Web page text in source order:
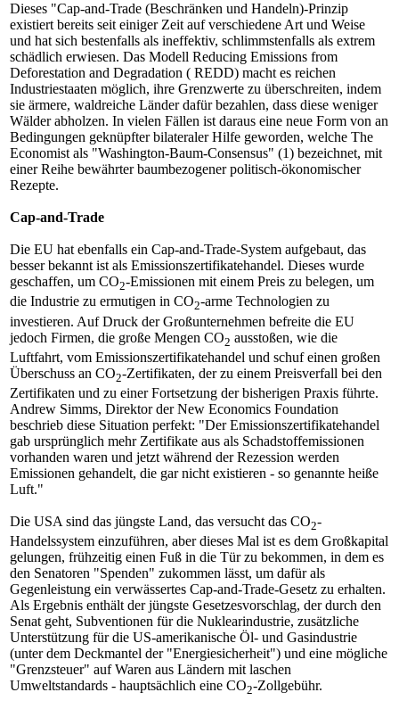
Dieses "Cap-and-Trade (Beschränken und Handeln)-Prinzip
existiert bereits seit einiger Zeit auf verschiedene Art und Weise
und hat sich bestenfalls als ineffektiv, schlimmstenfalls als extrem
schädlich erwiesen. Das Modell Reducing Emissions from
Deforestation and Degradation ( REDD) macht es reichen
Industriestaaten möglich, ihre Grenzwerte zu überschreiten, indem
sie ärmere, waldreiche Länder dafür bezahlen, dass diese weniger
Wälder abholzen. In vielen Fällen ist daraus eine neue Form von an
Bedingungen geknüpfter bilateraler Hilfe geworden, welche The
Economist als "Washington-Baum-Consensus" (1) bezeichnet, mit
einer Reihe bewährter baumbezogener politisch-ökonomischer
Rezepte.
Cap-and-Trade
Die EU hat ebenfalls ein Cap-and-Trade-System aufgebaut, das
besser bekannt ist als Emissionszertifikatehandel. Dieses wurde
geschaffen, um CO2-Emissionen mit einem Preis zu belegen, um
die Industrie zu ermutigen in CO2-arme Technologien zu
investieren. Auf Druck der Großunternehmen befreite die EU
jedoch Firmen, die große Mengen CO2 ausstoßen, wie die
Luftfahrt, vom Emissionszertifikatehandel und schuf einen großen
Überschuss an CO2-Zertifikaten, der zu einem Preisverfall bei den
Zertifikaten und zu einer Fortsetzung der bisherigen Praxis führte.
Andrew Simms, Direktor der New Economics Foundation
beschrieb diese Situation perfekt: "Der Emissionszertifikatehandel
gab ursprünglich mehr Zertifikate aus als Schadstoffemissionen
vorhanden waren und jetzt während der Rezession werden
Emissionen gehandelt, die gar nicht existieren - so genannte heiße
Luft."
Die USA sind das jüngste Land, das versucht das CO2-
Handelssystem einzuführen, aber dieses Mal ist es dem Großkapital
gelungen, frühzeitig einen Fuß in die Tür zu bekommen, in dem es
den Senatoren "Spenden" zukommen lässt, um dafür als
Gegenleistung ein verwässertes Cap-and-Trade-Gesetz zu erhalten.
Als Ergebnis enthält der jüngste Gesetzesvorschlag, der durch den
Senat geht, Subventionen für die Nuklearindustrie, zusätzliche
Unterstützung für die US-amerikanische Öl- und Gasindustrie
(unter dem Deckmantel der "Energiesicherheit") und eine mögliche
"Grenzsteuer" auf Waren aus Ländern mit laschen
Umweltstandards - hauptsächlich eine CO2-Zollgebühr.